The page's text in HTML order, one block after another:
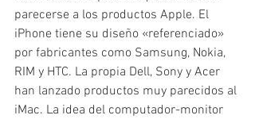
parecerse a los productos Apple. El
iPhone tiene su diseño «referenciado»
por fabricantes como Samsung, Nokia,
RIM y HTC. La propia Dell, Sony y Acer
han lanzado productos muy parecidos al
iMac. La idea del computador-monitor